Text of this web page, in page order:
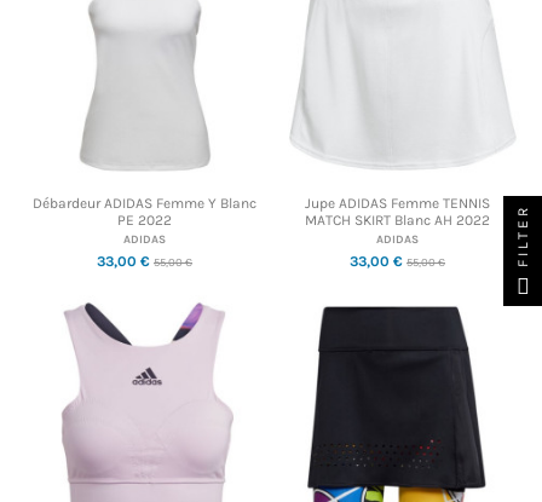
Débardeur ADIDAS Femme Y Blanc
PE 2022
ADIDAS
33,00 € 55,00 €
Jupe ADIDAS Femme TENNIS
MATCH SKIRT Blanc AH 2022
ADIDAS
33,00 € 55,00 € FILTER